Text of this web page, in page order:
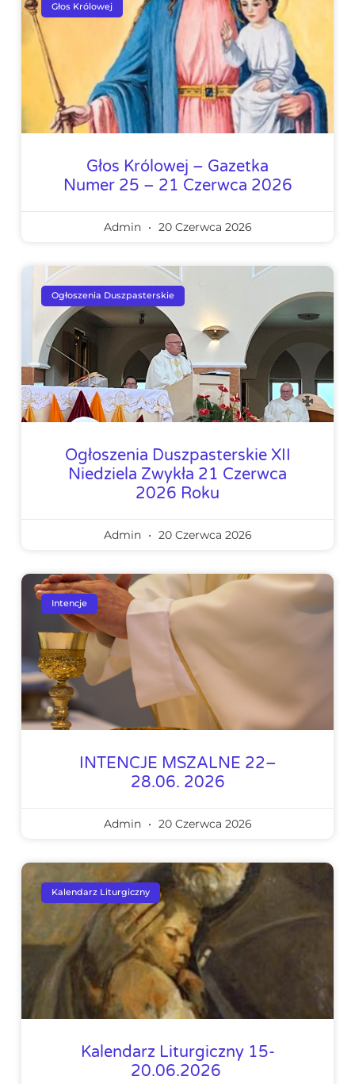
Głos Królowej
Głos Królowej – Gazetka
Numer 25 – 21 Czerwca 2026
Admin 20 Czerwca 2026
Ogłoszenia Duszpasterskie
Ogłoszenia Duszpasterskie XII
Niedziela Zwykła 21 Czerwca
2026 Roku
Admin 20 Czerwca 2026
Intencje
INTENCJE MSZALNE 22–
28.06. 2026
Admin 20 Czerwca 2026
Kalendarz Liturgiczny
Kalendarz Liturgiczny 15-
20.06.2026